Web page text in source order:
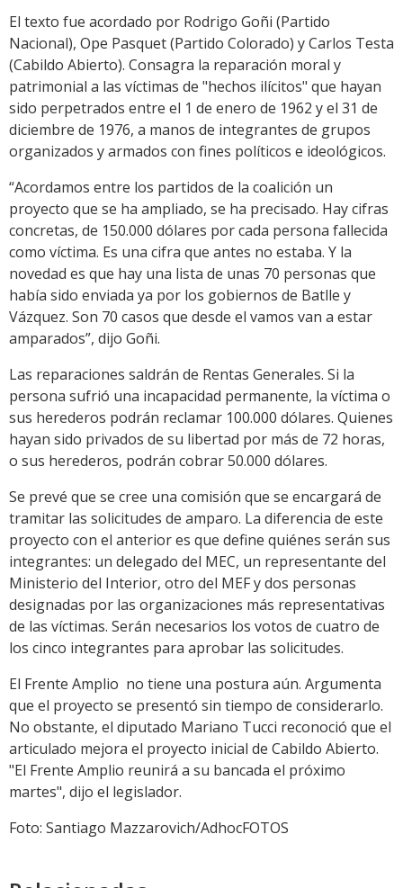
El texto fue acordado por Rodrigo Goñi (Partido
Nacional), Ope Pasquet (Partido Colorado) y Carlos Testa
(Cabildo Abierto). Consagra la reparación moral y
patrimonial a las víctimas de "hechos ilícitos" que hayan
sido perpetrados entre el 1 de enero de 1962 y el 31 de
diciembre de 1976, a manos de integrantes de grupos
organizados y armados con fines políticos e ideológicos.
“Acordamos entre los partidos de la coalición un
proyecto que se ha ampliado, se ha precisado. Hay cifras
concretas, de 150.000 dólares por cada persona fallecida
como víctima. Es una cifra que antes no estaba. Y la
novedad es que hay una lista de unas 70 personas que
había sido enviada ya por los gobiernos de Batlle y
Vázquez. Son 70 casos que desde el vamos van a estar
amparados”, dijo Goñi.
Las reparaciones saldrán de Rentas Generales. Si la
persona sufrió una incapacidad permanente, la víctima o
sus herederos podrán reclamar 100.000 dólares. Quienes
hayan sido privados de su libertad por más de 72 horas,
o sus herederos, podrán cobrar 50.000 dólares.
Se prevé que se cree una comisión que se encargará de
tramitar las solicitudes de amparo. La diferencia de este
proyecto con el anterior es que define quiénes serán sus
integrantes: un delegado del MEC, un representante del
Ministerio del Interior, otro del MEF y dos personas
designadas por las organizaciones más representativas
de las víctimas. Serán necesarios los votos de cuatro de
los cinco integrantes para aprobar las solicitudes.
El Frente Amplio no tiene una postura aún. Argumenta
que el proyecto se presentó sin tiempo de considerarlo.
No obstante, el diputado Mariano Tucci reconoció que el
articulado mejora el proyecto inicial de Cabildo Abierto.
"El Frente Amplio reunirá a su bancada el próximo
martes", dijo el legislador.
Foto: Santiago Mazzarovich/AdhocFOTOS